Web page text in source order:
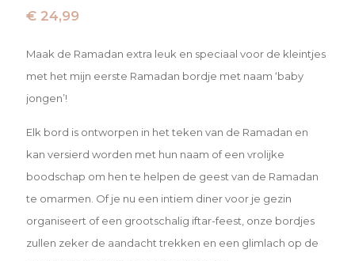
€ 24,99
Maak de Ramadan extra leuk en speciaal voor de kleintjes
met het mijn eerste Ramadan bordje met naam ‘baby
jongen’!
Elk bord is ontworpen in het teken van de Ramadan en
kan versierd worden met hun naam of een vrolijke
boodschap om hen te helpen de geest van de Ramadan
te omarmen. Of je nu een intiem diner voor je gezin
organiseert of een grootschalig iftar-feest, onze bordjes
zullen zeker de aandacht trekken en een glimlach op de